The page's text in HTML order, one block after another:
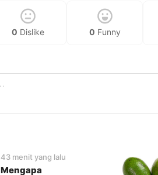
0 Dislike 0 Funny
43 menit yang lalu
Mengapa